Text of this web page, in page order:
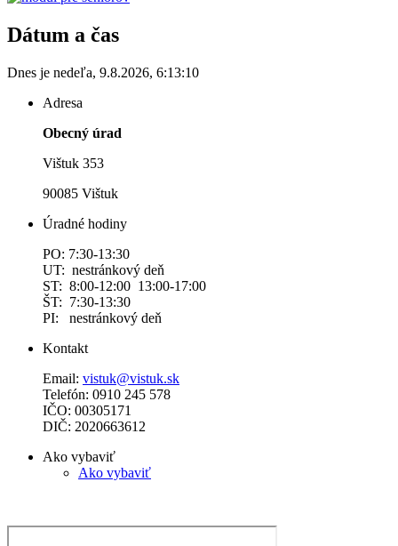
Dátum a čas
Dnes je nedeľa, 9.8.2026, 6:13:10
Adresa
Obecný úrad
Vištuk 353
90085 Vištuk
Úradné hodiny
PO: 7:30-13:30
UT: nestránkový deň
ST: 8:00-12:00 13:00-17:00
ŠT: 7:30-13:30
PI: nestránkový deň
Kontakt
Email: vistuk@vistuk.sk
Telefón: 0910 245 578
IČO: 00305171
DIČ: 2020663612
Ako vybaviť
Ako vybaviť